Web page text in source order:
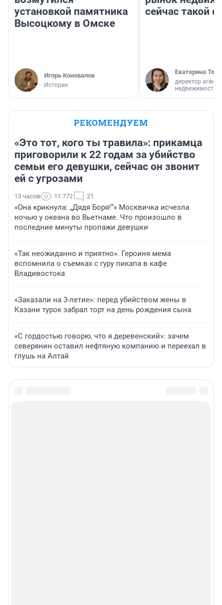
установкой памятника
Высоцкому в Омске
Игорь Коновалов
Историк
сейчас такой
Екатерина
директор
недвижимости
РЕКОМЕНДУЕМ
«Это тот, кого ты травила»: прикамца
приговорили к 22 годам за убийство
семьи его девушки, сейчас он звонит
ей с угрозами
13 часов 11 772 21
«Она крикнула: „Дядя Боря!“» Москвичка исчезла
ночью у океана во Вьетнаме. Что произошло в
последние минуты пропажи девушки
«Так неожиданно и приятно». Героиня мема
вспомнила о съемках с гуру пикапа в кафе
Владивостока
«Заказали на 3-летие»: перед убийством жены в
Казани турок забрал торт на день рождения сына
«С гордостью говорю, что я деревенский»: зачем
северянин оставил нефтяную компанию и переехал в
глушь на Алтай